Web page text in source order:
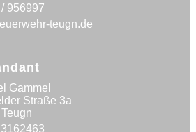
956997
teugn.de
Gammel
Straße 3a